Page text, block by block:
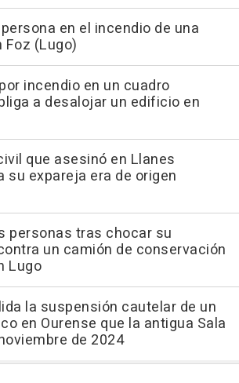
en el incendio de una
Foz (Lugo)
incendio en un cuadro
a desalojar un edificio en
que asesinó en Llanes
su expareja era de origen
personas tras chocar su
un camión de conservación
Lugo
la suspensión cautelar de un
en Ourense que la antigua Sala
de 2024